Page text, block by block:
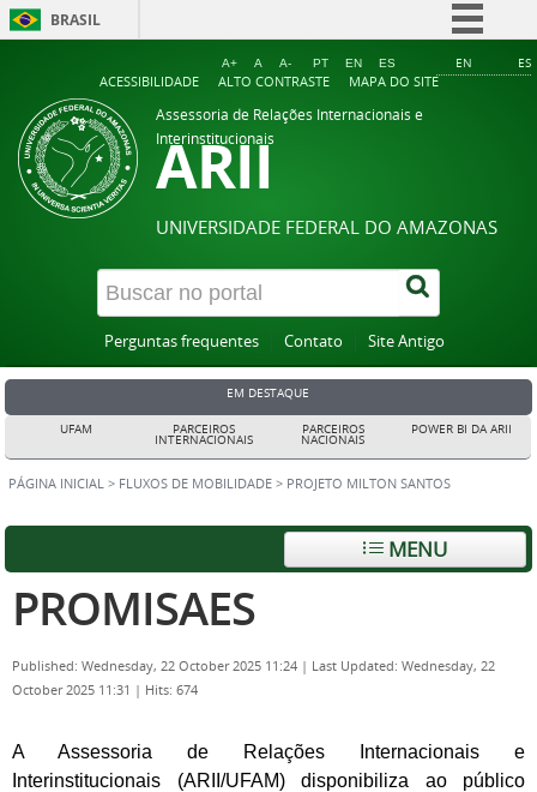
BRASIL
Simplifique!
EN ES
ACESSIBILIDADE ALTO CONTRASTE MAPA DO SITE
A+ A A- PT EN ES
Assessoria de Relações Internacionais e
Interinstitucionais
ARII
UNIVERSIDADE FEDERAL DO AMAZONAS
Perguntas frequentes Contato Site Antigo
EM DESTAQUE
UFAM PARCEIROS
INTERNACIONAIS
PARCEIROS
NACIONAIS
POWER BI DA ARII
PÁGINA INICIAL > FLUXOS DE MOBILIDADE > PROJETO MILTON SANTOS
MENU
PROMISAES
Published: Wednesday, 22 October 2025 11:24 | Last Updated: Wednesday, 22
October 2025 11:31 | Hits: 674
A Assessoria de Relações Internacionais e
Interinstitucionais (ARII/UFAM) disponibiliza ao público